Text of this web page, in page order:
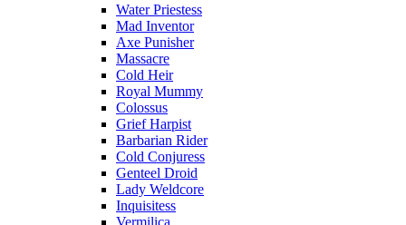
Water Priestess
Mad Inventor
Axe Punisher
Massacre
Cold Heir
Royal Mummy
Colossus
Grief Harpist
Barbarian Rider
Cold Conjuress
Genteel Droid
Lady Weldcore
Inquisitess